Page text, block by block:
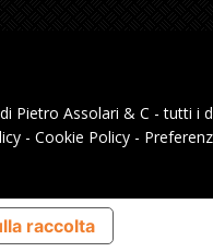
Pietro Assolari & C - tutti i
- Cookie Policy-
raccolta